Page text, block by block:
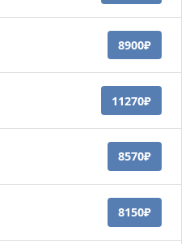
8900₽
11270₽
8570₽
8150₽